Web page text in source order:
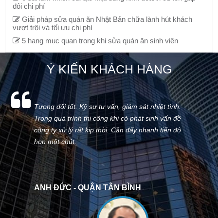
đôi chi phí
Giải pháp sửa quán ăn Nhật Bản chữa lành hút khách
vượt trội và tối ưu chi phí
5 hạng mục quan trọng khi sửa quán ăn sinh viên
Ý KIẾN KHÁCH HÀNG
Tương đối tốt. Kỹ sư tư vấn, giám sát nhiệt tình.
Trong quá trình thi công khi có phát sinh vấn đề
công ty xử lý rất kịp thời. Cần đẩy nhanh tiến độ
hơn một chút.
ANH ĐỨC - QUẬN TÂN BÌNH